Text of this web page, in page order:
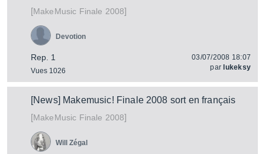
[MakeMusic Finale 2008]
Rep. 1
Vues 1026
Devotion
03/07/2008 18:07
par lukeksy
[News] Makemusic! Finale 2008 sort en français
[MakeMusic Finale 2008]
Will Zégal